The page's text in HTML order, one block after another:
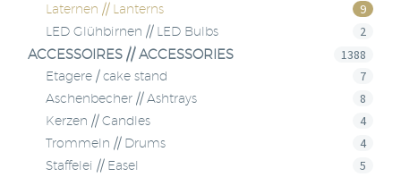
Laternen // Lanterns 9
LED Glühbirnen // LED Bulbs 2
ACCESSOIRES // ACCESSORIES 1388
Etagere / cake stand 7
Aschenbecher // Ashtrays 8
Kerzen // Candles 4
Trommeln // Drums 4
Staffelei // Easel 5